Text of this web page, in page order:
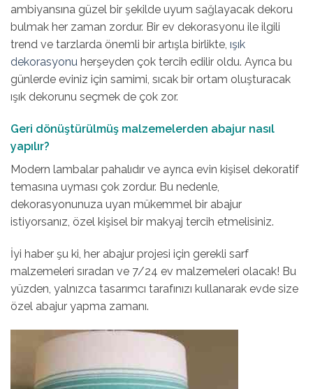
ambiyansına güzel bir şekilde uyum sağlayacak dekoru
bulmak her zaman zordur. Bir ev dekorasyonu ile ilgili
trend ve tarzlarda önemli bir artışla birlikte, ışık
dekorasyonu herşeyden çok tercih edilir oldu. Ayrıca bu
günlerde eviniz için samimi, sıcak bir ortam oluşturacak
ışık dekorunu seçmek de çok zor.
Geri dönüştürülmüş malzemelerden abajur nasıl
yapılır?
Modern lambalar pahalıdır ve ayrıca evin kişisel dekoratif
temasına uyması çok zordur. Bu nedenle,
dekorasyonunuza uyan mükemmel bir abajur
istiyorsanız, özel kişisel bir makyaj tercih etmelisiniz.
İyi haber şu ki, her abajur projesi için gerekli sarf
malzemeleri sıradan ve 7/24 ev malzemeleri olacak! Bu
yüzden, yalnızca tasarımcı tarafınızı kullanarak evde size
özel abajur yapma zamanı.